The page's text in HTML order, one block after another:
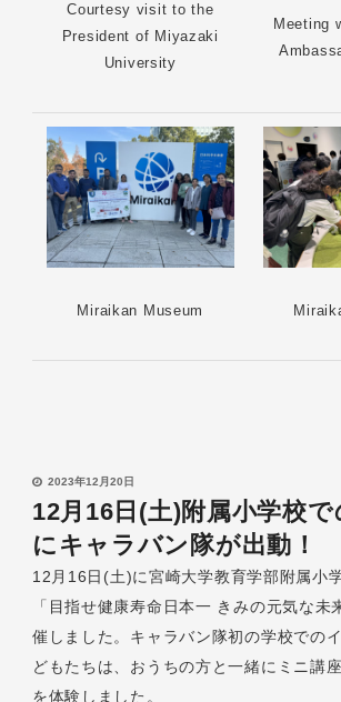
Courtesy visit to the
President of Miyazaki
University
Meeting
Miraikan Museum
2023年12月20日
12月16日(土)附属小学校
にキャラバン隊が出動！
12月16日(土)に宮崎大学教育学部附属小
「目指せ健康寿命日本一 きみの元気な未
催しました。キャラバン隊初の学校での
どもたちは、おうちの方と一緒にミニ講
を体験しました。